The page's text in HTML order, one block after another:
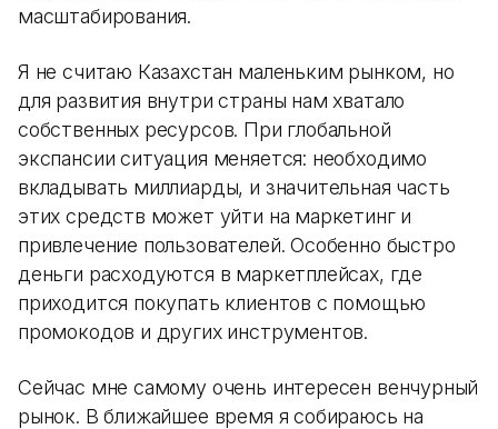
масштабирования.
Я не считаю Казахстан маленьким рынком, но
для развития внутри страны нам хватало
собственных ресурсов. При глобальной
экспансии ситуация меняется: необходимо
вкладывать миллиарды, и значительная часть
этих средств может уйти на маркетинг и
привлечение пользователей. Особенно быстро
деньги расходуются в маркетплейсах, где
приходится покупать клиентов с помощью
промокодов и других инструментов.
Сейчас мне самому очень интересен венчурный
рынок. В ближайшее время я собираюсь на